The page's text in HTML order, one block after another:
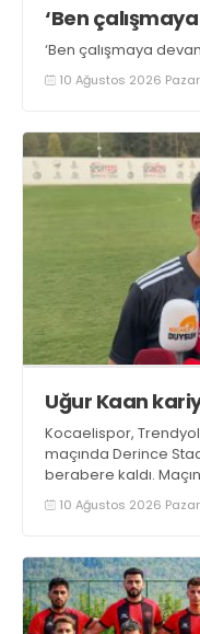
‘Ben
‘Ben çalışmaya
10 Ağustos 2026
Uğur Kaan
Kocaelispor, Trendyol
maçında Derince
berabere kaldı.
Uğur Kaan Yıldız, "İlk
odasındaki
10 Ağustos 2026